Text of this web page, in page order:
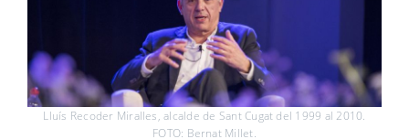
Lluís Recoder Miralles, alcalde de Sant Cugat del 1999 al 2010.
FOTO: Bernat Millet.